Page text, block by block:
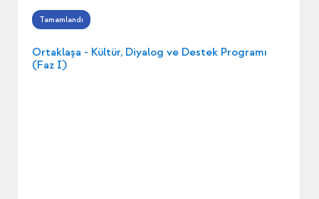
Ortaklaşa - Kültür, Diyalog ve Destek Programı
(Faz I)